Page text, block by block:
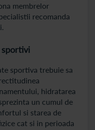
membrelor
recomanda
sportiva trebuie sa
hidratarea
un cumul de
si starea de
cat si in perioada